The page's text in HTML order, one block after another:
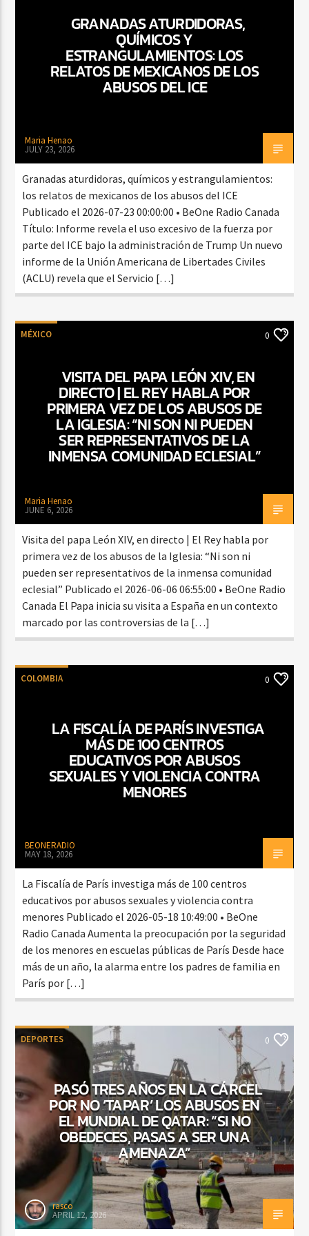
CURRENT SHOW
BACHATA PARA EL CAMINO
7:00 PM
GRANADAS ATURDIDORAS,
QUÍMICOS Y
ESTRANGULAMIENTOS: LOS
RELATOS DE MEXICANOS DE LOS
ABUSOS DEL ICE
Maria Henao
JULY 23, 2026
Granadas aturdidoras, químicos y estrangulamientos:
los relatos de mexicanos de los abusos del ICE
Publicado el 2026-07-23 00:00:00 • BeOne Radio Canada
Título: Informe revela el uso excesivo de la fuerza por
parte del ICE bajo la administración de Trump Un nuevo
informe de la Unión Americana de Libertades Civiles
(ACLU) revela que el Servicio […]
MÉXICO 0
VISITA DEL PAPA LEÓN XIV, EN
DIRECTO | EL REY HABLA POR
PRIMERA VEZ DE LOS ABUSOS DE
LA IGLESIA: “NI SON NI PUEDEN
SER REPRESENTATIVOS DE LA
INMENSA COMUNIDAD ECLESIAL”
Maria Henao
JUNE 6, 2026
Visita del papa León XIV, en directo | El Rey habla por
primera vez de los abusos de la Iglesia: “Ni son ni
pueden ser representativos de la inmensa comunidad
eclesial” Publicado el 2026-06-06 06:55:00 • BeOne Radio
Canada El Papa inicia su visita a España en un contexto
marcado por las controversias de la […]
COLOMBIA 0
LA FISCALÍA DE PARÍS INVESTIGA
MÁS DE 100 CENTROS
EDUCATIVOS POR ABUSOS
SEXUALES Y VIOLENCIA CONTRA
MENORES
BEONERADIO
MAY 18, 2026
La Fiscalía de París investiga más de 100 centros
educativos por abusos sexuales y violencia contra
menores Publicado el 2026-05-18 10:49:00 • BeOne
Radio Canada Aumenta la preocupación por la seguridad
de los menores en escuelas públicas de París Desde hace
más de un año, la alarma entre los padres de familia en
París por […]
DEPORTES 0
PASÓ TRES AÑOS EN LA CÁRCEL
POR NO ‘TAPAR’ LOS ABUSOS EN
EL MUNDIAL DE QATAR: “SI NO
OBEDECES, PASAS A SER UNA
AMENAZA”
rasco
APRIL 12, 2026